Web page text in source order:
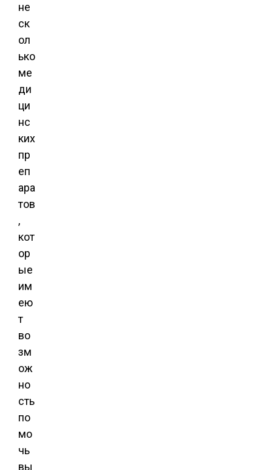
не
ск
ол
ько
ме
ди
ци
нс
ких
пр
еп
ара
тов
,
кот
ор
ые
им
ею
т
во
зм
ож
но
сть
по
мо
чь
вы